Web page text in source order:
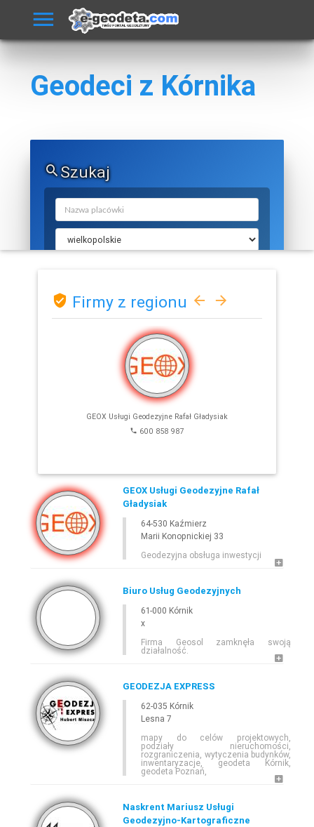
Geodeci z Kórnika
Szukaj
WIELKOPOLSKIE » KÓRNIK
Firmy z regionu
GEOX Usługi Geodezyjne Rafał Gładysiak
600 858 987
GEOX Usługi Geodezyjne Rafał
Gładysiak
64-530 Kaźmierz
Marii Konopnickiej 33
Geodezyjna obsługa inwestycji
Biuro Usług Geodezyjnych
61-000 Kórnik
x
Firma Geosol zamknęła swoją
działalność.
GEODEZJA EXPRESS
62-035 Kórnik
Lesna 7
mapy do celów projektowych,
podziały nieruchomości,
rozgraniczenia, wytyczenia budynków,
inwentaryzacje, geodeta Kórnik,
geodeta Poznań,
Naskrent Mariusz Usługi
Geodezyjno-Kartograficzne